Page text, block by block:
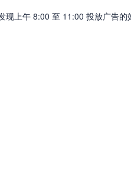
上午 8:00 至 11:00 投放广告的